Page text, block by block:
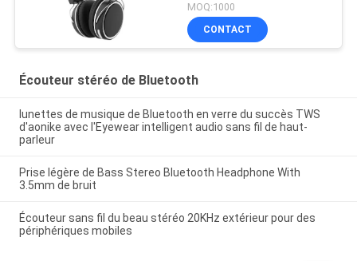
MOQ:1000
CONTACT
Écouteur stéréo de Bluetooth
lunettes de musique de Bluetooth en verre du succès TWS
d'aonike avec l'Eyewear intelligent audio sans fil de haut-
parleur
Prise légère de Bass Stereo Bluetooth Headphone With
3.5mm de bruit
Écouteur sans fil du beau stéréo 20KHz extérieur pour des
périphériques mobiles